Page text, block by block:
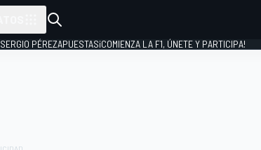
SERGIO PÉREZAPUESTAS¡COMIENZA LA F1, ÚNETE Y PARTICIPA!